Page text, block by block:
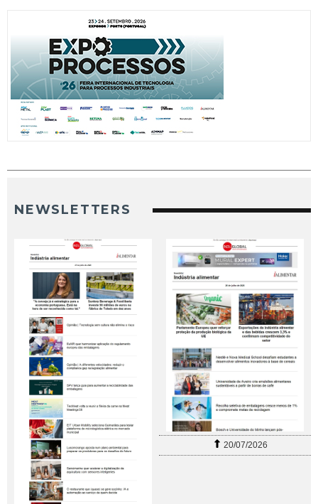
NEWSLETTERS
20/07/2026